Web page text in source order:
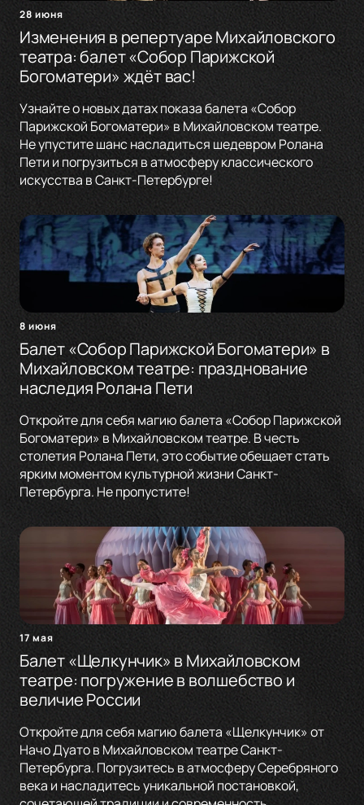
28 июня
Изменения в репертуаре Михайловского
театра: балет «Собор Парижской
Богоматери» ждёт вас!
Узнайте о новых датах показа балета «Собор
Парижской Богоматери» в Михайловском театре.
Не упустите шанс насладиться шедевром Ролана
Пети и погрузиться в атмосферу классического
искусства в Санкт-Петербурге!
8 июня
Балет «Собор Парижской Богоматери» в
Михайловском театре: празднование
наследия Ролана Пети
Откройте для себя магию балета «Собор Парижской
Богоматери» в Михайловском театре. В честь
столетия Ролана Пети, это событие обещает стать
ярким моментом культурной жизни Санкт-
Петербурга. Не пропустите!
17 мая
Балет «Щелкунчик» в Михайловском
театре: погружение в волшебство и
величие России
Откройте для себя магию балета «Щелкунчик» от
Начо Дуато в Михайловском театре Санкт-
Петербурга. Погрузитесь в атмосферу Серебряного
века и насладитесь уникальной постановкой,